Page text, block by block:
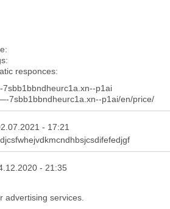
responces:
p1ai
7sbb1bbndheurc1a.xn--p1ai/en/price/
- 17:21
- 21:35
advertising services.